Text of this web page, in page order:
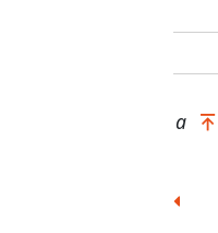
a